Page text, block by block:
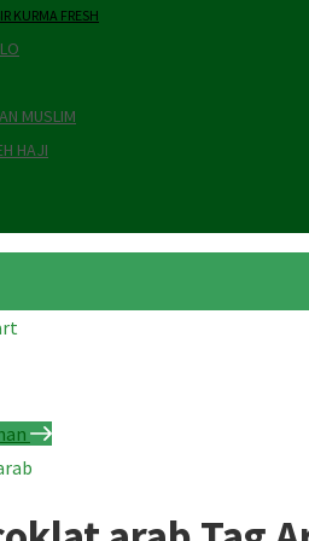
KURMA FRESH
MUSLIM
HAJI